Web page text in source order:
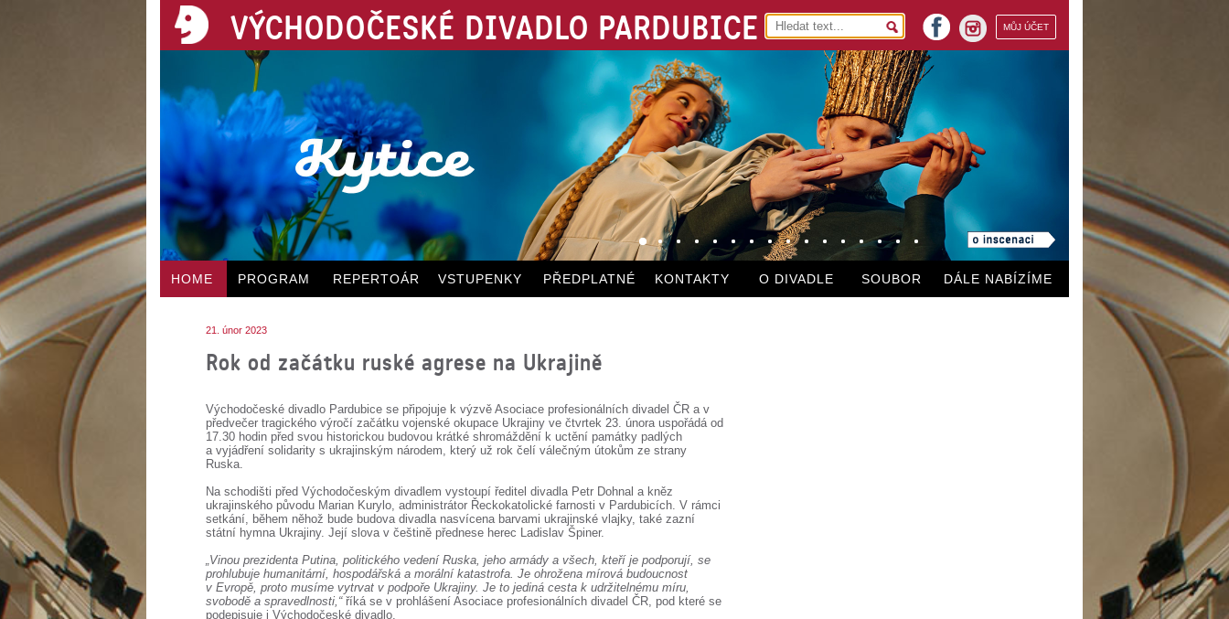
VÝCHODOČESKÉ DIVADLO PARDUBICE MŮJ ÚČET
instagram
facebook
HOME PROGRAM REPERTOÁR VSTUPENKY PŘEDPLATNÉ KONTAKTY O DIVADLE SOUBOR DÁLE NABÍZÍME
21. únor 2023
Rok od začátku ruské agrese na Ukrajině
Východočeské divadlo Pardubice se připojuje k výzvě Asociace profesionálních divadel ČR a v
předvečer tragického výročí začátku vojenské okupace Ukrajiny ve čtvrtek 23. února uspořádá od
17.30 hodin před svou historickou budovou krátké shromáždění k uctění památky padlých
a vyjádření solidarity s ukrajinským národem, který už rok čelí válečným útokům ze strany
Ruska.
Na schodišti před Východočeským divadlem vystoupí ředitel divadla Petr Dohnal a kněz
ukrajinského původu Marian Kurylo, administrátor Řeckokatolické farnosti v Pardubicích. V rámci
setkání, během něhož bude budova divadla nasvícena barvami ukrajinské vlajky, také zazní
státní hymna Ukrajiny. Její slova v češtině přednese herec Ladislav Špiner.
„Vinou prezidenta Putina, politického vedení Ruska, jeho armády a všech, kteří je podporují, se
prohlubuje humanitární, hospodářská a morální katastrofa. Je ohrožena mírová budoucnost
v Evropě, proto musíme vytrvat v podpoře Ukrajiny. Je to jediná cesta k udržitelnému míru,
svobodě a spravedlnosti,“říká se v prohlášení Asociace profesionálních divadel ČR, pod které se
podepisuje i Východočeské divadlo.